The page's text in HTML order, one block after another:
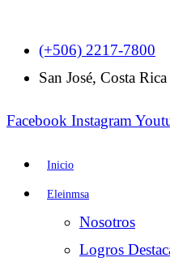
(+506) 2217-7800
San José, Costa Rica
Facebook Instagram
Inicio
Eleinmsa
Nosotros
Logros